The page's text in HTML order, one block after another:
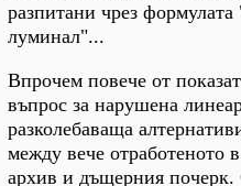
разпитани чрез формулата
луминал"...
Впрочем повече от
въпрос за нарушена
разколебаваща
между вече
архив и дъщерния почерк.